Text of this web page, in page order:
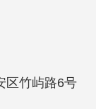
区竹屿路6号